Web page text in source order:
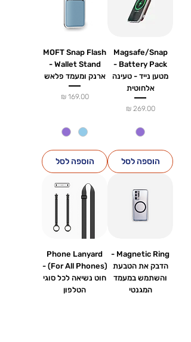
Magsafe/Snap
Battery Pack -
מטען נייד - טעינה
אלחוטית
מחיר‏269.00 ‏₪
הוספה לסל
MOFT Snap Flash
Wallet Stand -
ארנק ומעמד פלאש
מחיר‏169.00 ‏₪
הוספה לסל
Magnetic Ring -
הדבק את הטבעת
והשתמש במעמד
המגנטי
Phone Lanyard
(For All Phones) -
חוט נשיאה לכל סוגי
הטלפון